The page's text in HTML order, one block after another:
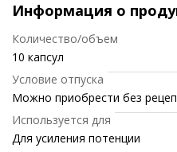
Информация о
Количество/объем
10 капсул
Условие отпуска
Можно приобрести без
Используется для
Для усиления потенции